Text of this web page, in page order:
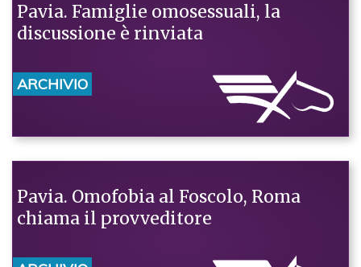
Pavia. Famiglie omosessuali, la
discussione è rinviata
ARCHIVIO
Pavia. Omofobia al Foscolo, Roma
chiama il provveditore